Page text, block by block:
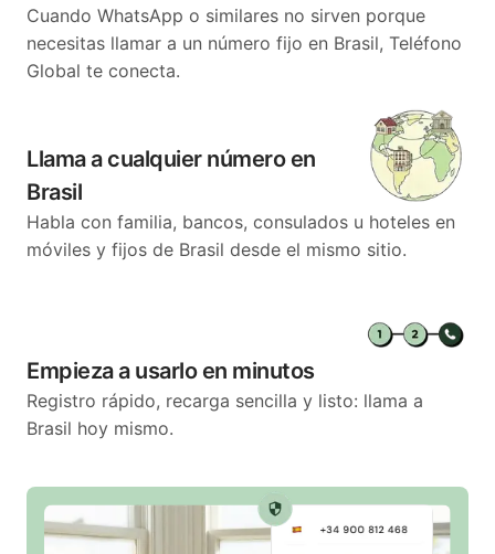
Cuando WhatsApp o similares no sirven porque
necesitas llamar a un número fijo en Brasil, Teléfono
Global te conecta.
Llama a cualquier número en
Brasil
Habla con familia, bancos, consulados u hoteles en
móviles y fijos de Brasil desde el mismo sitio.
Empieza a usarlo en minutos
Registro rápido, recarga sencilla y listo: llama a
Brasil hoy mismo.